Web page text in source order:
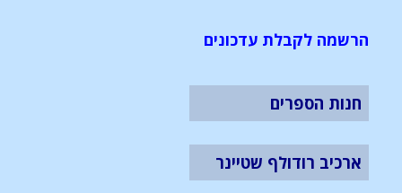
הרשמה לקבלת עדכונים
חנות הספרים
ארכיב רודולף שטיינר